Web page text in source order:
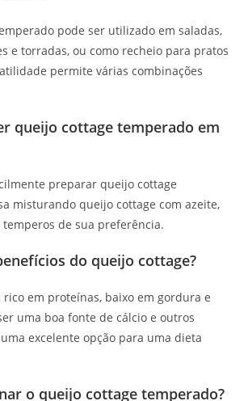
pode ser utilizado em saladas,
e torradas, ou como recheio para pratos
permite várias combinações
queijo cottage temperado em
preparar queijo cottage
misturando queijo cottage com azeite,
temperos de sua preferência.
do queijo cottage?
rico em proteínas, baixo em gordura e
uma boa fonte de cálcio e outros
excelente opção para uma dieta
o queijo cottage temperado?